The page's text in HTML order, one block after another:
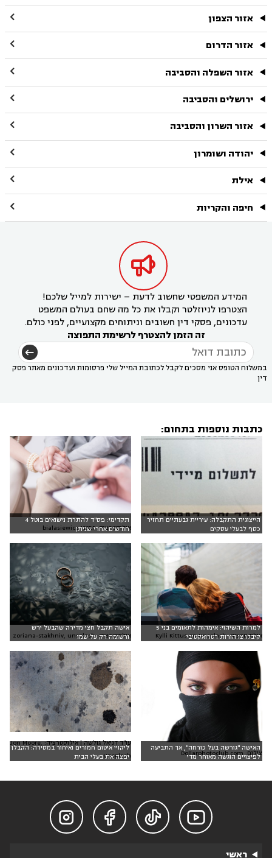
אזור הצפון 
אזור הדרום 
אזור השפלה והסביבה 
ירושלים והסביבה 
אזור השרון והסביבה 
יהודה ושומרון 
אילת 
חיפה והקריות 

המידע המשפטי שחשוב לדעת – ישירות למייל שלכם!
הצטרפו לניוזלטר וקבלו את כל מה שחם בעולם המשפט
עדכונים, פסקי דין חשובים וניתוחים מקצועיים, לפני כולם.
זה הזמן להצטרף לרשימת התפוצה
במשלוח הטופס אני מסכים לקבל לכתובת המייל שלי פרסומות ועדכונים מאתר פסק
דין
כתבות נוספות בתחום:
הייצוגית התקבלה: עיריית גבעתיים תחזיר
כסף לבעלי עסקים
תקדימי: פס"ד להתרת נישואים בוטל 4
חודשים אחרי שניתן
אילוסטרציה: bialasiewicz,123RF
למרות השיהוי: אימהות לתאומים בני 5
קיבלו צו הורות רטרואקטיבי
אילוסטרציה: Kylli Kittus on Unsplash
אישה תקבל חצי מדירה שהבעל ירש
ורשומה רק על שמו
אילוסטרציה: zoriana-stakhniv, unsplash
האישה "גורשה בעל כורחה", אך התביעה
לפיצויים הוגשה מאוחר מדי
צילום: Dollarphotoclub.com
ליקויי איטום חמורים ואיחור במסירה: הקבלן
יפצה את בעלי הבית
עו"ד דניאל גולשה | אילוסטרציה: Jon Moore,
Unsplash




ראשי